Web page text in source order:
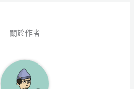
關於作者